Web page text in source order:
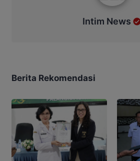
Intim News
Berita Rekomendasi